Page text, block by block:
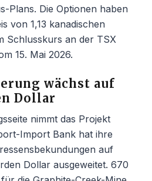
Plans. Die Optionen haben
von 1,13 kanadischen
Schlusskurs an der TSX
15. Mai 2026.
wächst auf
Dollar
nimmt das Projekt
Import Bank hat ihre
auf
Dollar ausgeweitet. 670